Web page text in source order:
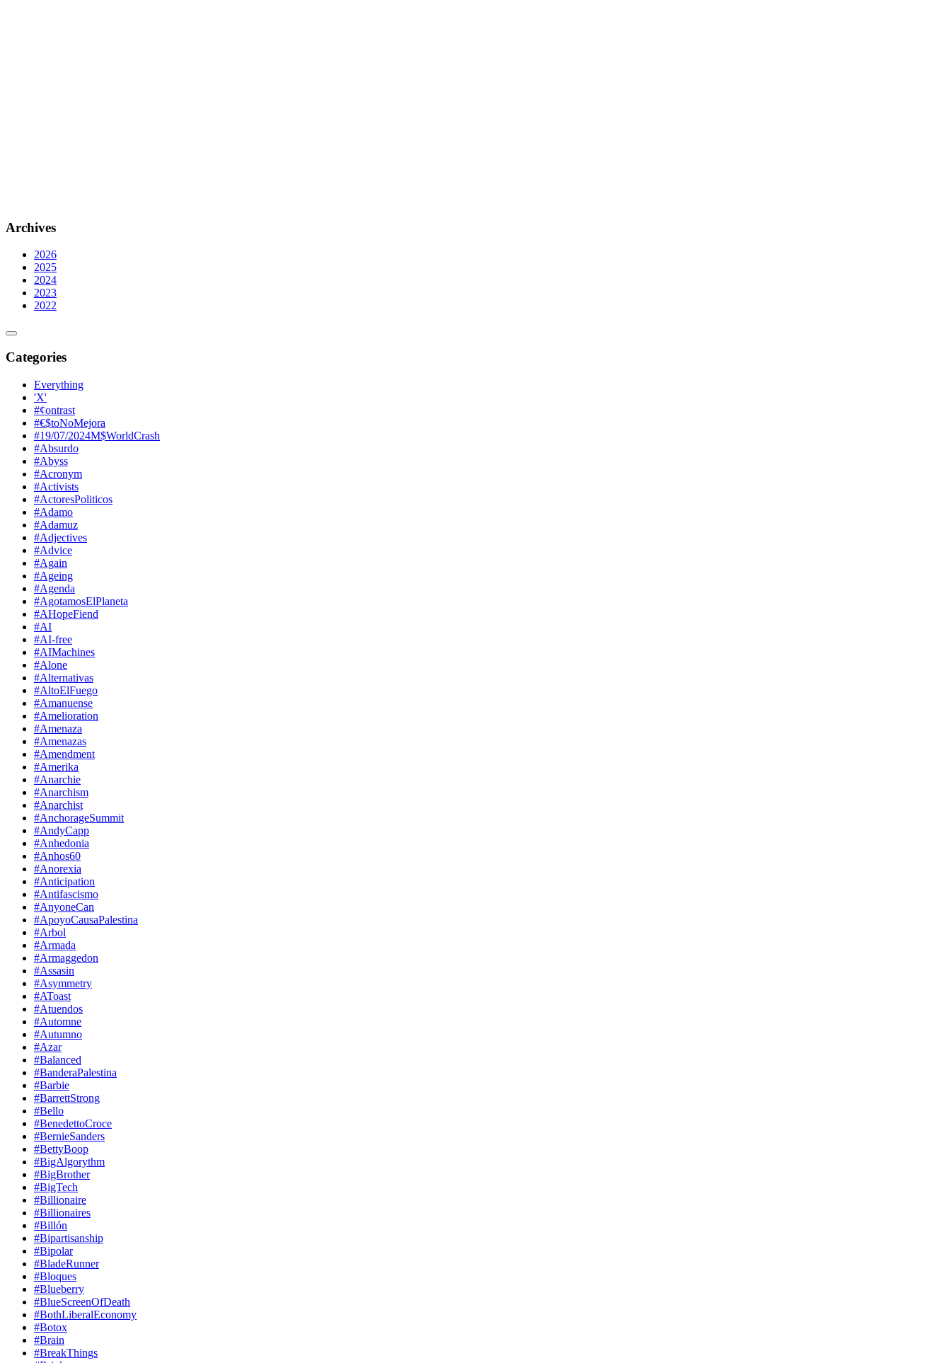
Archives
2026
2025
2024
2023
2022
Categories
Everything
'X'
#¢ontrast
#€$toNoMejora
#19/07/2024M$WorldCrash
#Absurdo
#Abyss
#Acronym
#Activists
#ActoresPoliticos
#Adamo
#Adamuz
#Adjectives
#Advice
#Again
#Ageing
#Agenda
#AgotamosElPlaneta
#AHopeFiend
#AI
#AI-free
#AIMachines
#Alone
#Alternativas
#AltoElFuego
#Amanuense
#Amelioration
#Amenaza
#Amenazas
#Amendment
#Amerika
#Anarchie
#Anarchism
#Anarchist
#AnchorageSummit
#AndyCapp
#Anhedonia
#Anhos60
#Anorexia
#Anticipation
#Antifascismo
#AnyoneCan
#ApoyoCausaPalestina
#Arbol
#Armada
#Armaggedon
#Assasin
#Asymmetry
#AToast
#Atuendos
#Automne
#Autumno
#Azar
#Balanced
#BanderaPalestina
#Barbie
#BarrettStrong
#Bello
#BenedettoCroce
#BernieSanders
#BettyBoop
#BigAlgorythm
#BigBrother
#BigTech
#Billionaire
#Billionaires
#Billón
#Bipartisanship
#Bipolar
#BladeRunner
#Bloques
#Blueberry
#BlueScreenOfDeath
#BothLiberalEconomy
#Botox
#Brain
#BreakThings